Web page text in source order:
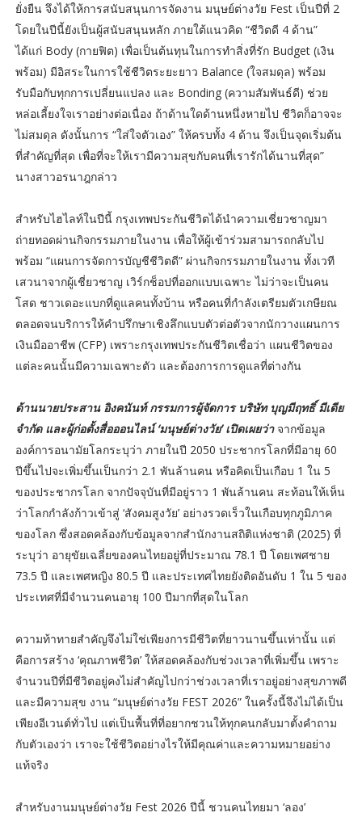
ยั่งยืน จึงได้ให้การสนับสนุนการจัดงาน มนุษย์ต่างวัย Fest เป็นปีที่ 2
โดยในปีนี้ยังเป็นผู้สนับสนุนหลัก ภายใต้แนวคิด “ชีวิตดี 4 ด้าน”
ได้แก่ Body (กายฟิต) เพื่อเป็นต้นทุนในการทำสิ่งที่รัก Budget (เงิน
พร้อม) มีอิสระในการใช้ชีวิตระยะยาว Balance (ใจสมดุล) พร้อม
รับมือกับทุกการเปลี่ยนแปลง และ Bonding (ความสัมพันธ์ดี) ช่วย
หล่อเลี้ยงใจเราอย่างต่อเนื่อง ถ้าด้านใดด้านหนึ่งหายไป ชีวิตก็อาจจะ
ไม่สมดุล ดังนั้นการ “ใส่ใจตัวเอง” ให้ครบทั้ง 4 ด้าน จึงเป็นจุดเริ่มต้น
ที่สำคัญที่สุด เพื่อที่จะให้เรามีความสุขกับคนที่เรารักได้นานที่สุด”
นางสาวอรนาฎกล่าว
สำหรับไฮไลท์ในปีนี้ กรุงเทพประกันชีวิตได้นำความเชี่ยวชาญมา
ถ่ายทอดผ่านกิจกรรมภายในงาน เพื่อให้ผู้เข้าร่วมสามารถกลับไป
พร้อม “แผนการจัดการบัญชีชีวิตดี” ผ่านกิจกรรมภายในงาน ทั้งเวที
เสวนาจากผู้เชี่ยวชาญ เวิร์กช็อปที่ออกแบบเฉพาะ ไม่ว่าจะเป็นคน
โสด ชาวเดอะแบกที่ดูแลคนทั้งบ้าน หรือคนที่กำลังเตรียมตัวเกษียณ
ตลอดจนบริการให้คำปรึกษาเชิงลึกแบบตัวต่อตัวจากนักวางแผนการ
เงินมืออาชีพ (CFP) เพราะกรุงเทพประกันชีวิตเชื่อว่า แผนชีวิตของ
แต่ละคนนั้นมีความเฉพาะตัว และต้องการการดูแลที่ต่างกัน
ด้านนายประสาน อิงคนันท์ กรรมการผู้จัดการ บริษัท บุญมีฤทธิ์ มีเดีย
จำกัด และผู้ก่อตั้งสื่อออนไลน์ ‘มนุษย์ต่างวัย’ เปิดเผยว่าจากข้อมูล
องค์การอนามัยโลกระบุว่า ภายในปี 2050 ประชากรโลกที่มีอายุ 60
ปีขึ้นไปจะเพิ่มขึ้นเป็นกว่า 2.1 พันล้านคน หรือคิดเป็นเกือบ 1 ใน 5
ของประชากรโลก จากปัจจุบันที่มีอยู่ราว 1 พันล้านคน สะท้อนให้เห็น
ว่าโลกกำลังก้าวเข้าสู่ ‘สังคมสูงวัย’ อย่างรวดเร็วในเกือบทุกภูมิภาค
ของโลก ซึ่งสอดคล้องกับข้อมูลจากสำนักงานสถิติแห่งชาติ (2025) ที่
ระบุว่า อายุขัยเฉลี่ยของคนไทยอยู่ที่ประมาณ 78.1 ปี โดยเพศชาย
73.5 ปี และเพศหญิง 80.5 ปี และประเทศไทยยังติดอันดับ 1 ใน 5 ของ
ประเทศที่มีจำนวนคนอายุ 100 ปีมากที่สุดในโลก
ความท้าทายสำคัญจึงไม่ใช่เพียงการมีชีวิตที่ยาวนานขึ้นเท่านั้น แต่
คือการสร้าง ‘คุณภาพชีวิต’ ให้สอดคล้องกับช่วงเวลาที่เพิ่มขึ้น เพราะ
จำนวนปีที่มีชีวิตอยู่คงไม่สำคัญไปกว่าช่วงเวลาที่เราอยู่อย่างสุขภาพดี
และมีความสุข งาน “มนุษย์ต่างวัย FEST 2026” ในครั้งนี้จึงไม่ได้เป็น
เพียงอีเวนต์ทั่วไป แต่เป็นพื้นที่ที่อยากชวนให้ทุกคนกลับมาตั้งคำถาม
กับตัวเองว่า เราจะใช้ชีวิตอย่างไรให้มีคุณค่าและความหมายอย่าง
แท้จริง
สำหรับงานมนุษย์ต่างวัย Fest 2026 ปีนี้ ชวนคนไทยมา ‘ลอง’